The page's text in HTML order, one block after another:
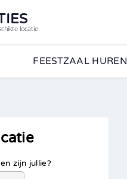
locatie
FEESTZAAL HUREN
zijn jullie?